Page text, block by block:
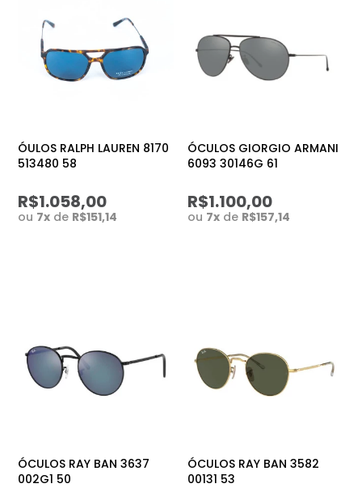
ÓULOS RALPH LAUREN 8170
513480 58
R$1.058,00
ou 7x de R$151,14
ÓCULOS GIORGIO ARMANI
6093 30146G 61
R$1.100,00
ou 7xde R$157,14
ÓCULOS RAY BAN 3637
002G1 50
ÓCULOS RAY BAN 3582
00131 53